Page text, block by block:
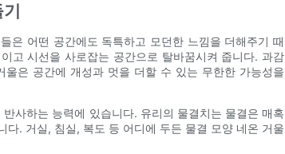
은 어떤 공간에도 독특하고 모던한 느낌을 더해주기 때
고 시선을 사로잡는 공간으로 탈바꿈시켜 줍니다. 과감
은 공간에 개성과 멋을 더할 수 있는 무한한 가능성을
사하는 능력에 있습니다. 유리의 물결치는 물결은 매혹
. 거실, 침실, 복도 등 어디에 두든 물결 모양 네온 거울